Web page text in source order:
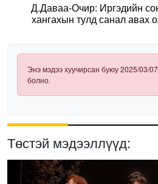
Д.Даваа-Очир: Иргэдийн
хангахын тулд санал авах
Энэ мэдээ хуучирсан буюу 2025/03/
болно.
Төстэй мэдээллүүд: